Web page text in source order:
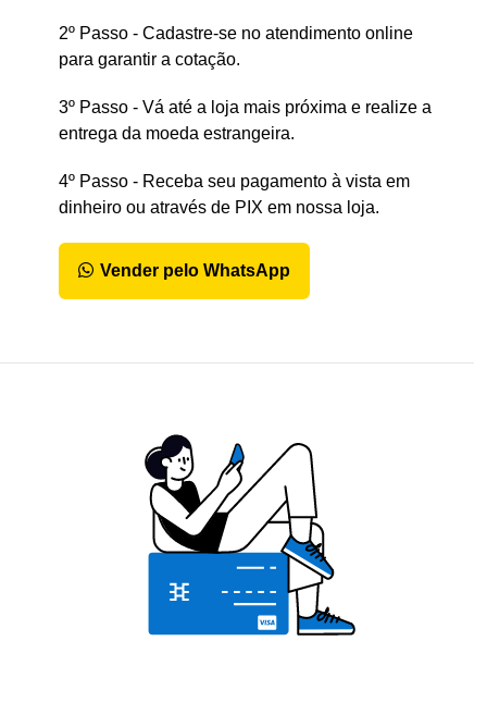
2º Passo - Cadastre-se no atendimento online
para garantir a cotação.
3º Passo - Vá até a loja mais próxima e realize a
entrega da moeda estrangeira.
4º Passo - Receba seu pagamento à vista em
dinheiro ou através de PIX em nossa loja.
Vender pelo WhatsApp